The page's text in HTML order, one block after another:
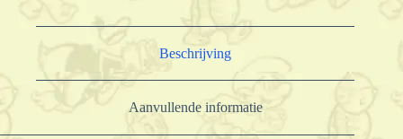
Beschrijving
Aanvullende informatie